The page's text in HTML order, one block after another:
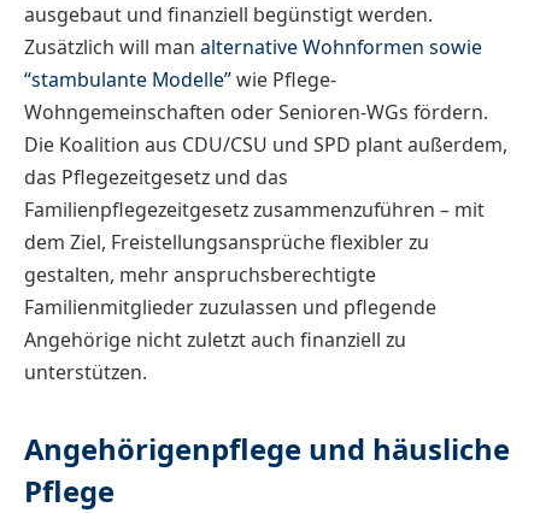
ausgebaut und finanziell begünstigt werden.
Zusätzlich will man alternative Wohnformen sowie
“stambulante Modelle”wie Pflege-
Wohngemeinschaften oder Senioren-WGs fördern.
Die Koalition aus CDU/CSU und SPD plant außerdem,
das Pflegezeitgesetz und das
Familienpflegezeitgesetz zusammenzuführen – mit
dem Ziel, Freistellungsansprüche flexibler zu
gestalten, mehr anspruchsberechtigte
Familienmitglieder zuzulassen und pflegende
Angehörige nicht zuletzt auch finanziell zu
unterstützen.
Angehörigenpflege und häusliche
Pflege